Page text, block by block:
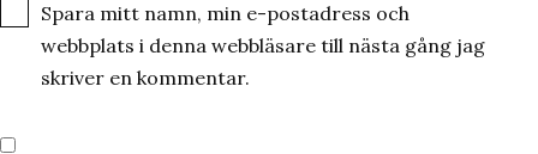
Spara mitt namn, min e-postadress och
webbplats i denna webbläsare till nästa gång jag
skriver en kommentar.